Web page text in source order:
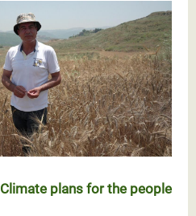
Climate plans for the people